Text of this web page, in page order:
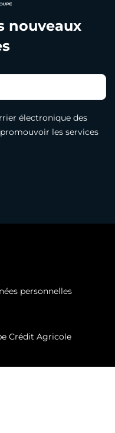
nouveaux
électronique des
les services
personnelles
Crédit Agricole